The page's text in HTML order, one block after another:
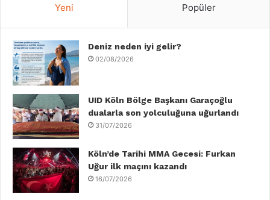
b
o
o
k
t
r
e
I
n
u
e
r
Yeni Popüler
Deniz neden iyi gelir?
02/08/2026
UID Köln Bölge Başkanı Garaçoğlu
dualarla son yolculuğuna uğurlandı
31/07/2026
Köln’de Tarihi MMA Gecesi: Furkan
Uğur ilk maçını kazandı
16/07/2026